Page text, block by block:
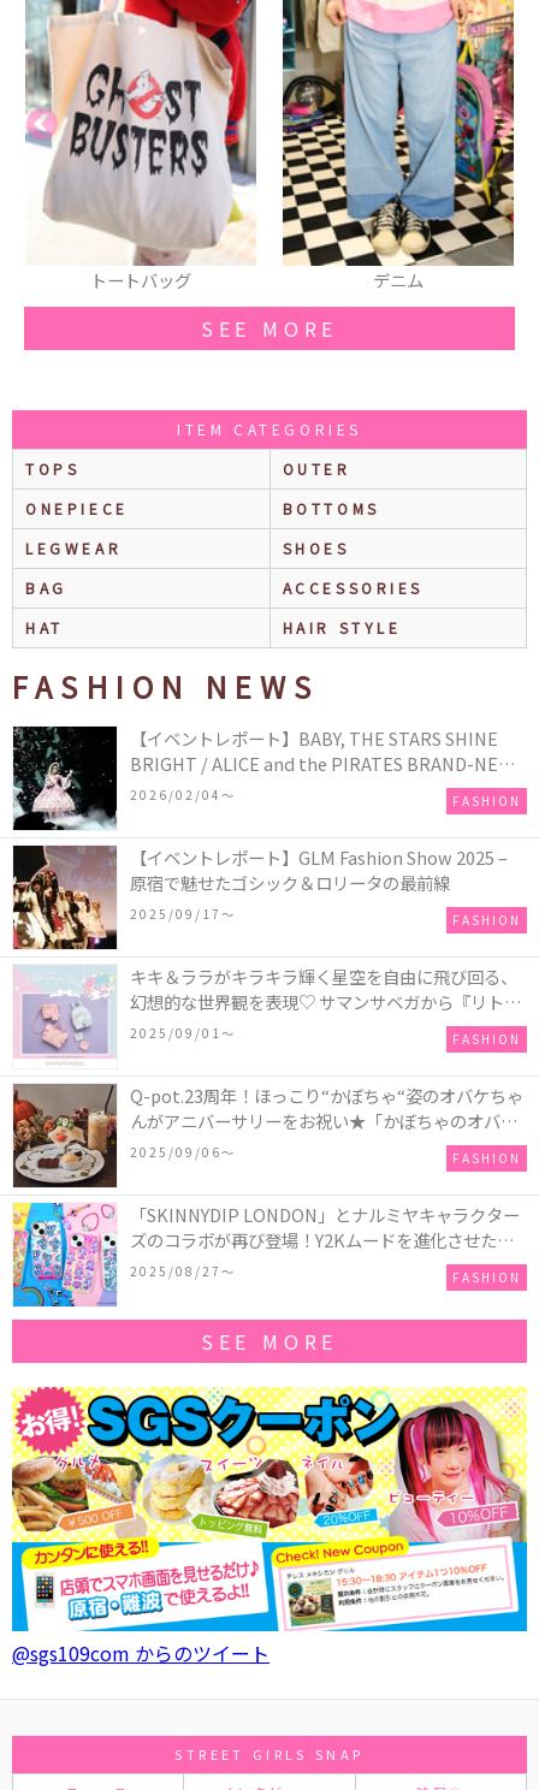
デニム 時計
SEE MORE
ITEM CATEGORIES
TOPS
OUTER
ONEPIECE
BOTTOMS
LEGWEAR
SHOES
BAG
ACCESSORIES
HAT
HAIR STYLE
FASHION NEWS
【イベントレポート】BABY, THE STARS SHINE
BRIGHT / ALICE and the PIRATES BRAND-NEW
COLLECTION in TOKYO
2026/02/04〜 FASHION
【イベントレポート】GLM Fashion Show 2025 –
原宿で魅せたゴシック＆ロリータの最前線
2025/09/17〜 FASHION
キキ＆ララがキラキラ輝く星空を自由に飛び回る、
幻想的な世界観を表現♡ サマンサベガから『リトル
ツインスターズ』50周年アニバーサリーイヤー』を
2025/09/01〜 FASHION
Q-pot.23周年！ほっこり“かぼちゃ“姿のオバケちゃ
んがアニバーサリーをお祝い★「かぼちゃのオバケ
ーキアクセサリー」が新発売！Q-pot CAFE.では
「かぼちゃのオバケーキプレート」も登場
2025/09/06〜 FASHION
「SKINNYDIP LONDON」とナルミヤキャラクター
ズのコラボが再び登場！Y2Kムードを進化させた新
作コレクションを発売♪
2025/08/27〜 FASHION
SEE MORE
@sgs109com からのツイート
STREET GIRLS SNAP